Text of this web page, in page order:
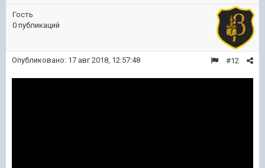
Гость
0 публикаций
#12
Опубликовано: 17 авг 2018, 12:57:48